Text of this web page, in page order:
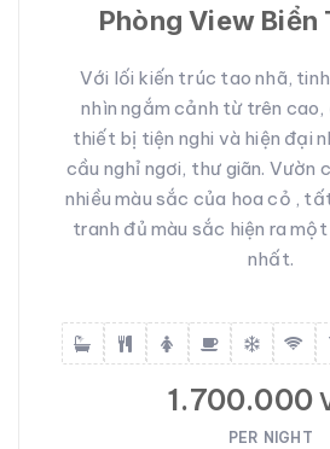
Phòng View Biển
Với lối kiến trúc tao nhã,
nhìn ngắm cảnh từ trên
thiết bị tiện nghi và hiện đại
cầu nghỉ ngơi, thư giãn. Vườn
nhiều màu sắc của hoa cỏ ,
tranh đủ màu sắc hiện ra
nhất.
1.700.000
PER NIGHT